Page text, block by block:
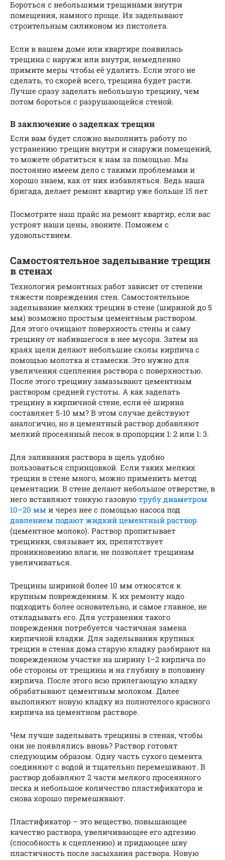
Бороться с небольшими трещинами внутри
помещения, намного проще. Их заделывают
строительным силиконом из пистолета.
Если в вашем доме или квартире появилась
трещина с наружи или внутри, немедленно
примите меры чтобы её удалить. Если этого не
сделать, то скорей всего, трещина будет расти.
Лучше сразу заделать небольшую трещину, чем
потом бороться с разрушающейся стеной.
В заключение о заделках трещин
Если вам будет сложно выполнить работу по
устранению трещин внутри и снаружи помещений,
то можете обратиться к нам за помощью. Мы
постоянно имеем дело с такими проблемами и
хорошо знаем, как от них избавляться. Ведь наша
бригада, делает ремонт квартир уже больше 15 лет
Посмотрите наш прайс на ремонт квартир, если вас
устроят наши цены, звоните. Поможем с
удовольствием.
Самостоятельное заделывание трещин
в стенах
Технология ремонтных работ зависит от степени
тяжести повреждения стен. Самостоятельное
заделывание мелких трещин в стене (шириной до 5
мм) возможно простым цементным раствором.
Для этого очищают поверхность стены и саму
трещину от набившегося в нее мусора. Затем на
краях щели делают небольшие сколы кирпича с
помощью молотка и стамески. Это нужно для
увеличения сцепления раствора с поверхностью.
После этого трещину замазывают цементным
раствором средней густоты. А как заделать
трещину в кирпичной стене, если её ширина
составляет 5-10 мм? В этом случае действуют
аналогично, но в цементный раствор добавляют
мелкий просеянный песок в пропорции 1: 2 или 1: 3.
Для заливания раствора в щель удобно
пользоваться спринцовкой. Если таких мелких
трещин в стене много, можно применить метод
цементации. В стене делают небольшое отверстие, в
него вставляют тонкую газовую трубу диаметром
10–20 мм и через нее с помощью насоса под
давлением подают жидкий цементный раствор
(цементное молоко). Раствор пропитывает
трещинки, связывает их, препятствует
проникновению влаги, не позволяет трещинам
увеличиваться.
Трещины шириной более 10 мм относятся к
крупным повреждениям. К их ремонту надо
подходить более основательно, и самое главное, не
откладывать его. Для устранения такого
повреждения потребуется частичная замена
кирпичной кладки. Для заделывания крупных
трещин в стенах дома старую кладку разбирают на
поврежденном участке на ширину 1–2 кирпича по
обе стороны от трещины и на глубину в половину
кирпича. После этого всю прилегающую кладку
обрабатывают цементным молоком. Далее
выполняют новую кладку из полнотелого красного
кирпича на цементном растворе.
Чем лучше заделывать трещины в стенах, чтобы
они не появлялись вновь? Раствор готовят
следующим образом. Одну часть сухого цемента
соединяют с водой и тщательно перемешивают. В
раствор добавляют 2 части мелкого просеянного
песка и небольшое количество пластификатора и
снова хорошо перемешивают.
Пластификатор – это вещество, повышающее
качество раствора, увеличивающее его адгезию
(способность к сцеплению) и придающее шву
пластичность после засыхания раствора. Новую